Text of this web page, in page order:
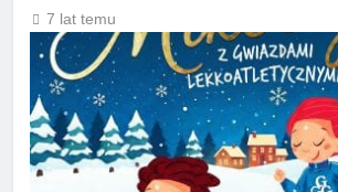
7 lat temu